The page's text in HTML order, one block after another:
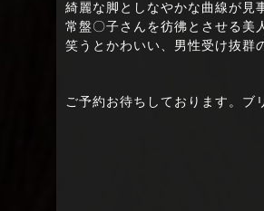
綺麗な脚としなやかな曲線が
常盤〇子さんを彷彿とさせる美
笑うとかわいい、男性受け抜群
ご予約お待ちしております。ブ